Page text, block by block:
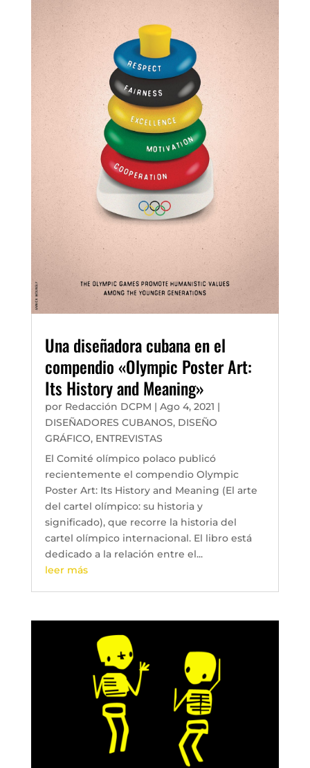
Una diseñadora cubana en el
compendio «Olympic Poster Art:
Its History and Meaning»
por Redacción DCPM | Ago 4, 2021 |
DISEÑADORES CUBANOS, DISEÑO
GRÁFICO, ENTREVISTAS
El Comité olímpico polaco publicó
recientemente el compendio Olympic
Poster Art: Its History and Meaning (El arte
del cartel olímpico: su historia y
significado), que recorre la historia del
cartel olímpico internacional. El libro está
dedicado a la relación entre el...
leer más